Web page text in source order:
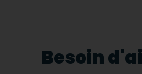
Besoin